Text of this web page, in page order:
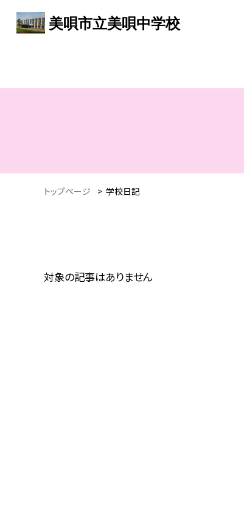
美唄市立美唄中学校
トップページ > 学校日記
対象の記事はありません